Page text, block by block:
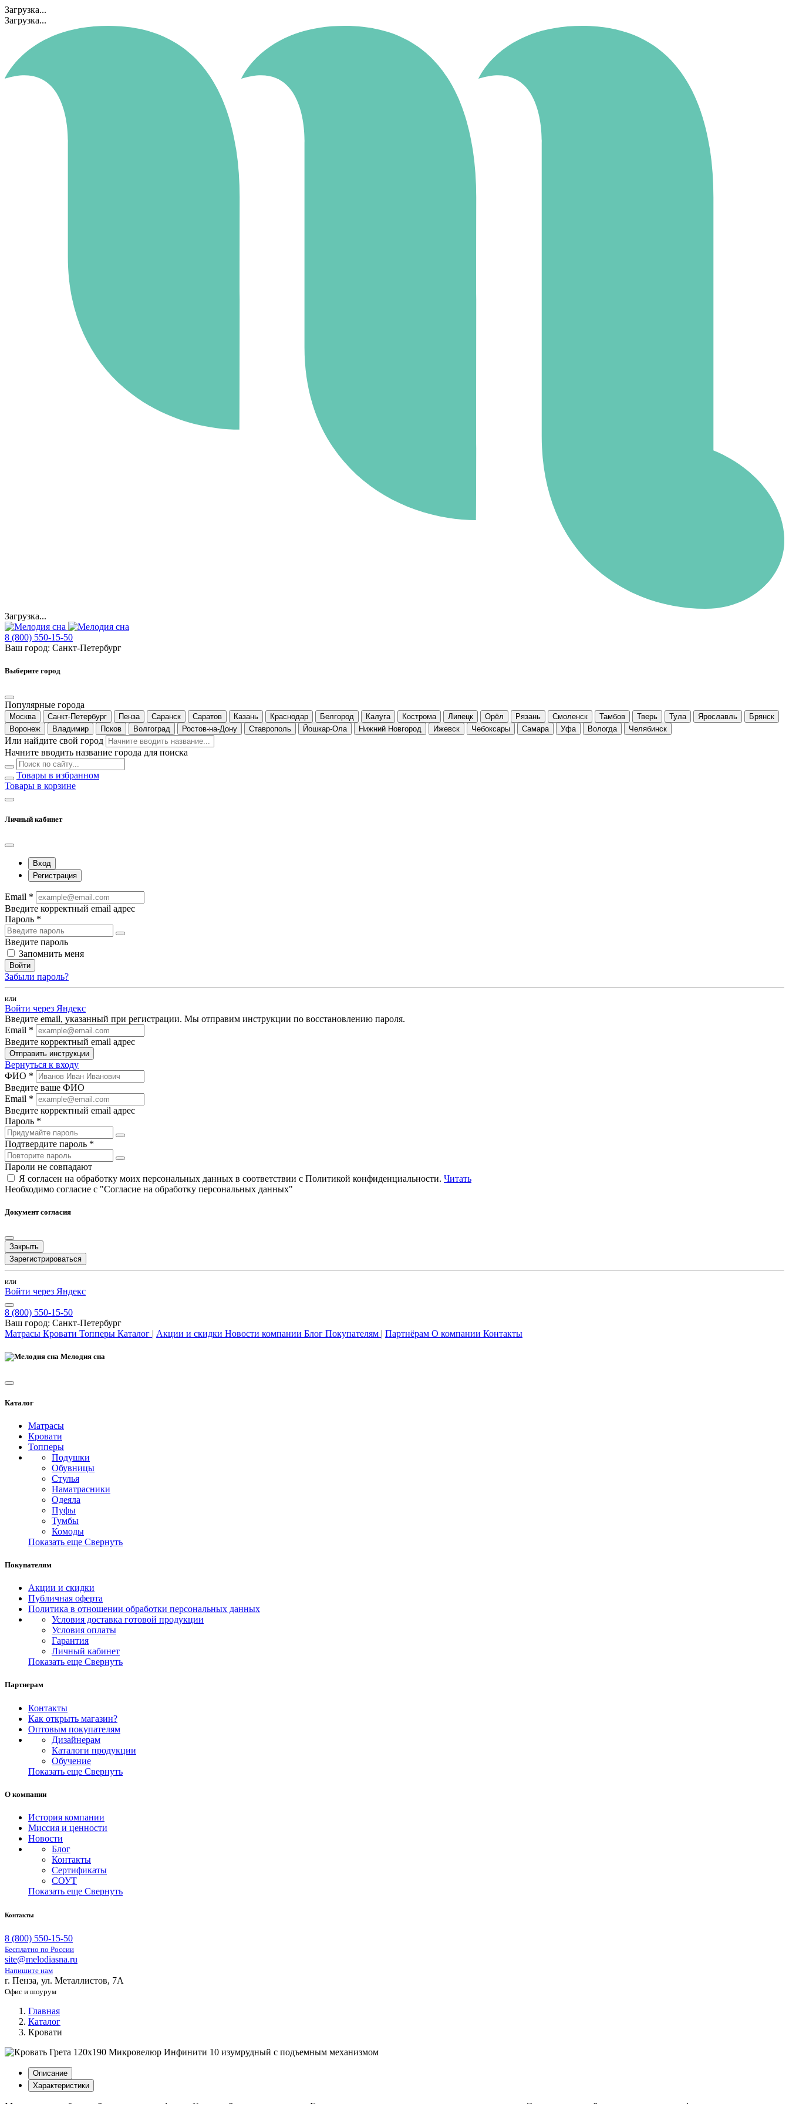
Загрузка...
Загрузка...
Загрузка...
8 (800) 550-15-50
Ваш город: Санкт-Петербург
Выберите город
Популярные города
Москва Санкт-Петербург Пенза Саранск Саратов Казань Краснодар Белгород Калуга Кострома Липецк Орёл Рязань Смоленск Тамбов Тверь Тула Ярославль
Брянск
Воронеж
Владимир Псков Волгоград Ростов-на-Дону Ставрополь Йошкар-Ола Нижний Новгород Ижевск Чебоксары Самара Уфа Вологда Челябинск
Или найдите свой город
Начните вводить название города для поиска
Товары в избранном
Товары в корзине
Личный кабинет
Вход
Регистрация
Email *
Введите корректный email адрес
Пароль *
Введите пароль
Запомнить меня
Войти
Забыли пароль?
или
Войти через Яндекс
Введите email, указанный при регистрации. Мы отправим инструкции по восстановлению пароля.
Email *
Введите корректный email адрес
Отправить инструкции
Вернуться к входу
ФИО *
Введите ваше ФИО
Email *
Введите корректный email адрес
Пароль *
Подтвердите пароль *
Пароли не совпадают
Я согласен на обработку моих персональных данных в соответствии с Политикой конфиденциальности. Читать
Необходимо согласие с "Согласие на обработку персональных данных"
Документ согласия
Закрыть
Зарегистрироваться
или
Войти через Яндекс
8 (800) 550-15-50
Ваш город: Санкт-Петербург
Матрасы Кровати Топперы Каталог | Акции и скидки Новости компании Блог Покупателям | Партнёрам О компании Контакты
Мелодия сна
Каталог
Матрасы
Кровати
Топперы
Подушки
Обувницы
Стулья
Наматрасники
Одеяла
Пуфы
Тумбы
Комоды
Показать еще Свернуть
Покупателям
Акции и скидки
Публичная оферта
Политика в отношении обработки персональных данных
Условия доставка готовой продукции
Условия оплаты
Гарантия
Личный кабинет
Показать еще Свернуть
Партнерам
Контакты
Как открыть магазин?
Оптовым покупателям
Дизайнерам
Каталоги продукции
Обучение
Показать еще Свернуть
О компании
История компании
Миссия и ценности
Новости
Блог
Контакты
Сертификаты
СОУТ
Показать еще Свернуть
Контакты
8 (800) 550-15-50
Бесплатно по России
site@melodiasna.ru
Напишите нам
г. Пенза, ул. Металлистов, 7А
Офис и шоурум
Главная
Каталог
Кровати
Описание
Характеристики